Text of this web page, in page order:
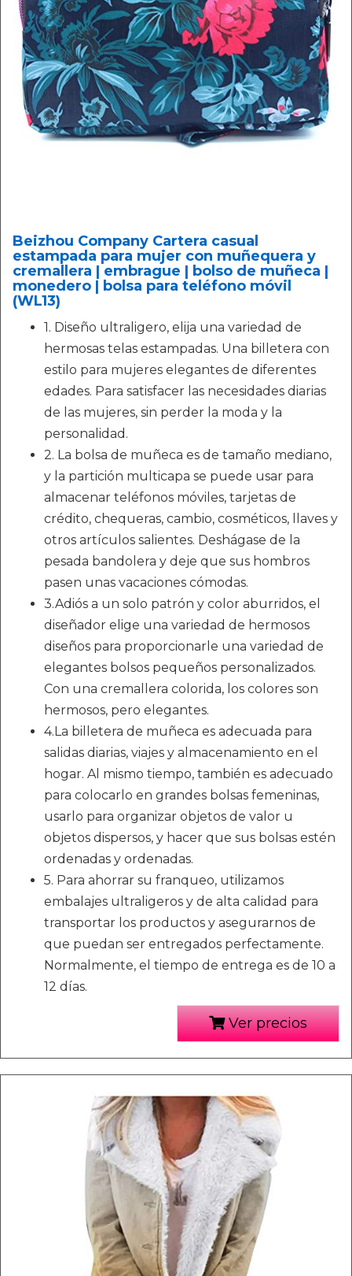
Beizhou Company Cartera casual
estampada para mujer con muñequera y
cremallera | embrague | bolso de muñeca |
monedero | bolsa para teléfono móvil
(WL13)
1. Diseño ultraligero, elija una variedad de
hermosas telas estampadas. Una billetera con
estilo para mujeres elegantes de diferentes
edades. Para satisfacer las necesidades diarias
de las mujeres, sin perder la moda y la
personalidad.
2. La bolsa de muñeca es de tamaño mediano,
y la partición multicapa se puede usar para
almacenar teléfonos móviles, tarjetas de
crédito, chequeras, cambio, cosméticos, llaves y
otros artículos salientes. Deshágase de la
pesada bandolera y deje que sus hombros
pasen unas vacaciones cómodas.
3.Adiós a un solo patrón y color aburridos, el
diseñador elige una variedad de hermosos
diseños para proporcionarle una variedad de
elegantes bolsos pequeños personalizados.
Con una cremallera colorida, los colores son
hermosos, pero elegantes.
4.La billetera de muñeca es adecuada para
salidas diarias, viajes y almacenamiento en el
hogar. Al mismo tiempo, también es adecuado
para colocarlo en grandes bolsas femeninas,
usarlo para organizar objetos de valor u
objetos dispersos, y hacer que sus bolsas estén
ordenadas y ordenadas.
5. Para ahorrar su franqueo, utilizamos
embalajes ultraligeros y de alta calidad para
transportar los productos y asegurarnos de
que puedan ser entregados perfectamente.
Normalmente, el tiempo de entrega es de 10 a
12 días.
Ver precios